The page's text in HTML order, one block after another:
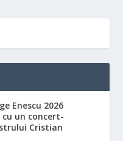
Enescu 2026
un concert-
Cristian